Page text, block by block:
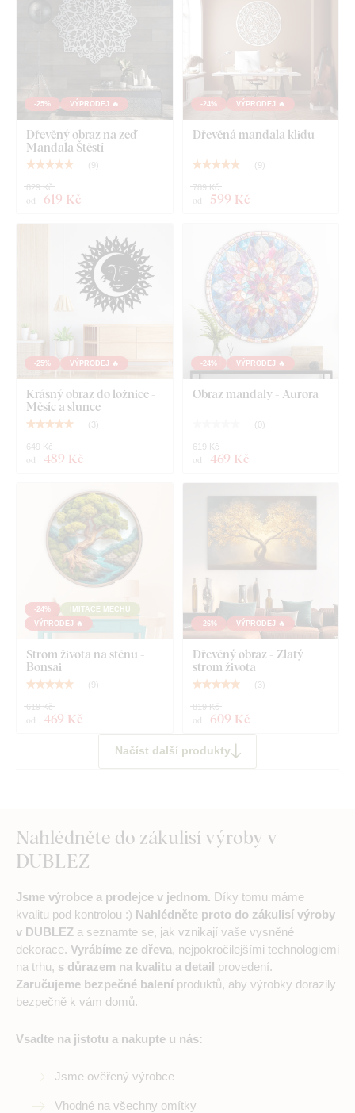
Co najdete v balení?
Dřevěný obraz do ložnice nad postel - Noc a den
-25% VÝPRODEJ 🔥
Dřevěný obraz na zeď -
Mandala Štěstí
( 9)
od 619 Kč
829 Kč
-24% VÝPRODEJ 🔥
Dřevěná mandala klidu
( 9)
od 599 Kč
789 Kč
-25% VÝPRODEJ 🔥
Krásný obraz do ložnice -
Měsíc a slunce
( 3 )
od 489 Kč
649 Kč
-24% VÝPRODEJ 🔥
Obraz mandaly - Aurora
( 0 )
od 469 Kč
619 Kč
-24%
IMITACE MECHU
VÝPRODEJ 🔥
Strom života na stěnu -
Bonsai
( 9)
od 469 Kč
619 Kč
-26% VÝPRODEJ 🔥
Dřevěný obraz - Zlatý
strom života
( 3)
od 609 Kč
819 Kč
Načíst další produkty
Nahlédněte do zákulisí výroby v
DUBLEZ
Jsme výrobce a prodejce v jednom. Díky tomu máme
kvalitu pod kontrolou :) Nahlédněte proto do zákulisí výroby
v DUBLEZ a seznamte se, jak vznikají vaše vysněné
dekorace. Vyrábíme ze dřeva, nejpokročilejšími technologiemi
na trhu, s důrazem na kvalitu a detail provedení.
Zaručujeme bezpečné balení produktů, aby výrobky dorazily
bezpečně k vám domů.
Vsadte na jistotu a nakupte u nás:
Jsme ověřený výrobce
Vhodné na všechny omítky